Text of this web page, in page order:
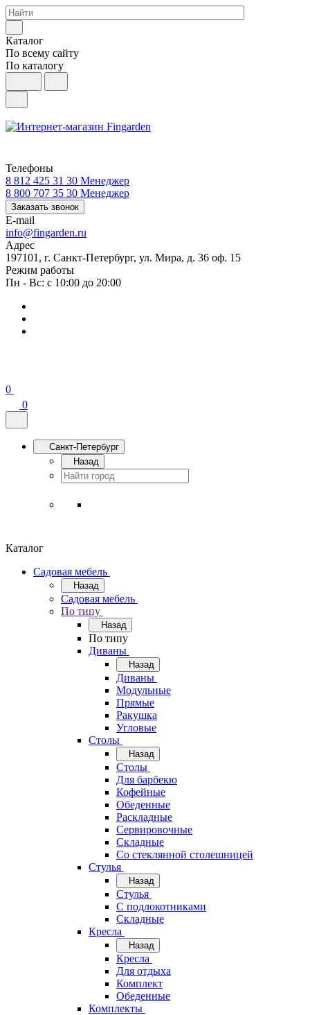
Каталог
По всему сайту
По каталогу
Телефоны
8 812 425 31 30 Менеджер
8 800 707 35 30 Менеджер
Заказать звонок
E-mail
info@fingarden.ru
Адрес
197101, г. Санкт-Петербург, ул. Мира, д. 36 оф. 15
Режим работы
Пн - Вс: с 10:00 до 20:00
0
0
Санкт-Петербург
Назад
Каталог
Садовая мебель
Назад
Садовая мебель
По типу
Назад
По типу
Диваны
Назад
Диваны
Модульные
Прямые
Ракушка
Угловые
Столы
Назад
Столы
Для барбекю
Кофейные
Обеденные
Раскладные
Сервировочные
Складные
Со стеклянной столешницей
Стулья
Назад
Стулья
С подлокотниками
Складные
Кресла
Назад
Кресла
Для отдыха
Комплект
Обеденные
Комплекты